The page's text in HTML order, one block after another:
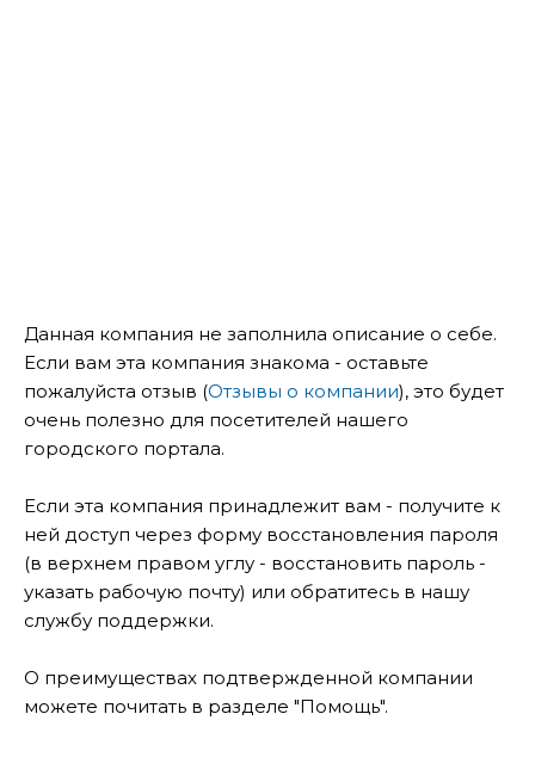
Данная компания не заполнила описание о себе.
Если вам эта компания знакома - оставьте
пожалуйста отзыв (Отзывы о компании), это будет
очень полезно для посетителей нашего
городского портала.
Если эта компания принадлежит вам - получите к
ней доступ через форму восстановления пароля
(в верхнем правом углу - восстановить пароль -
указать рабочую почту) или обратитесь в нашу
службу поддержки.
О преимуществах подтвержденной компании
можете почитать в разделе "Помощь".